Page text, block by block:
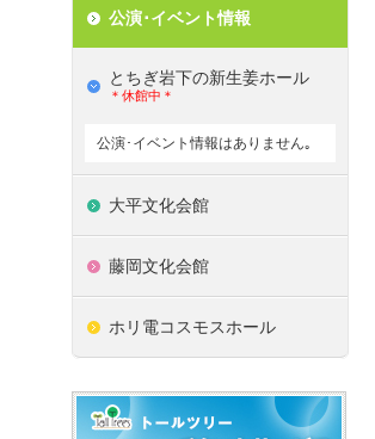
公演･イベント情報
とちぎ岩下の新⽣姜ホール
＊休館中＊
公演･イベント情報はありません｡
大平文化会館
藤岡文化会館
ホリ電コスモスホール